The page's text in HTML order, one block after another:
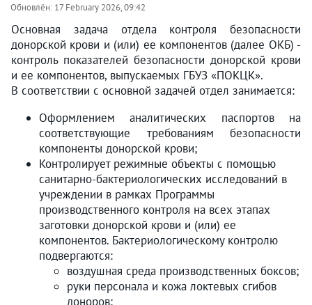
Обновлён: 17 February 2026, 09:42
Основная задача отдела контроля безопасности
донорской крови и (или) ее компонентов (далее ОКБ) -
контроль показателей безопасности донорской крови
и ее компонентов, выпускаемых ГБУЗ «ПОКЦК».
В соответствии с основной задачей отдел занимается:
Оформлением аналитических паспортов на
соответствующие требованиям безопасности
компоненты донорской крови;
Контролирует режимные объекты с помощью
санитарно-бактериологических исследований в
учреждении в рамках Программы
производственного контроля на всех этапах
заготовки донорской крови и (или) ее
компонентов. Бактериологическому контролю
подвергаются:
воздушная среда производственных боксов;
руки персонала и кожа локтевых сгибов
доноров;